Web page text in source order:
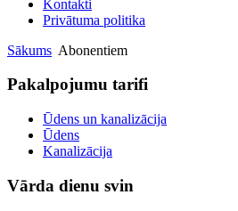
Kontakti
Privātuma politika
Sākums Abonentiem
Pakalpojumu tarifi
Ūdens un kanalizācija
Ūdens
Kanalizācija
Vārda dienu svin